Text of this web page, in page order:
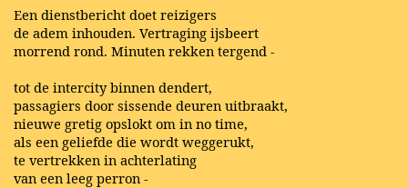
Een dienstbericht doet reizigers
de adem inhouden. Vertraging ijsbeert
morrend rond. Minuten rekken tergend -
tot de intercity binnen dendert,
passagiers door sissende deuren uitbraakt,
nieuwe gretig opslokt om in no time,
als een geliefde die wordt weggerukt,
te vertrekken in achterlating
van een leeg perron -